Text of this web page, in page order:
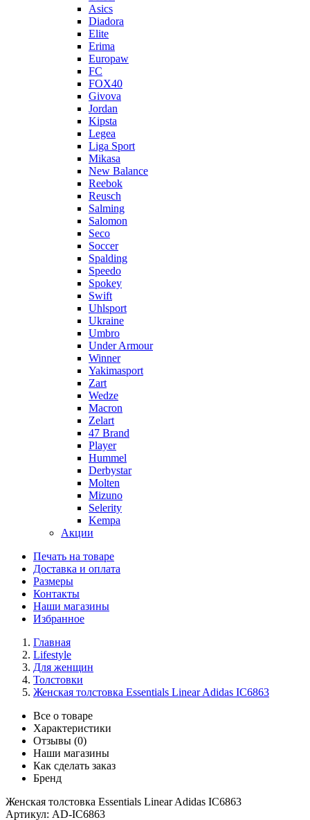
Asics
Diadora
Elite
Erima
Europaw
FC
FOX40
Givova
Jordan
Kipsta
Legea
Liga Sport
Mikasa
New Balance
Reebok
Reusch
Salming
Salomon
Seco
Soccer
Spalding
Speedo
Spokey
Swift
Uhlsport
Ukraine
Umbro
Under Armour
Winner
Yakimasport
Zart
Wedze
Macron
Zelart
47 Brand
Player
Hummel
Derbystar
Molten
Mizuno
Selerity
Kempa
Акции
Печать на товаре
Доставка и оплата
Размеры
Контакты
Наши магазины
Избранное
Главная
Lifestyle
Для женщин
Толстовки
Женская толстовка Essentials Linear Adidas IC6863
Все о товаре
Характеристики
Отзывы (0)
Наши магазины
Как сделать заказ
Бренд
Женская толстовка Essentials Linear Adidas IC6863
Артикул: AD-IC6863